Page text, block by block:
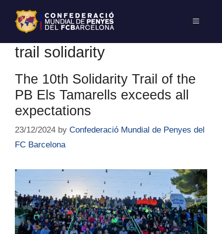
trail solidarity
The 10th Solidarity Trail of the
PB Els Tamarells exceeds all
expectations
23/12/2024 by Confederació Mundial de Penyes del
FC Barcelona